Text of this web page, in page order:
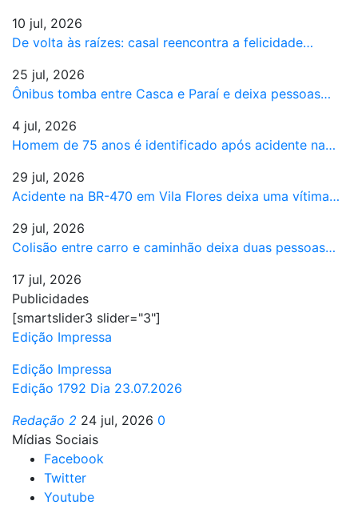
10 jul, 2026
De volta às raízes: casal reencontra a felicidade…
25 jul, 2026
Ônibus tomba entre Casca e Paraí e deixa pessoas…
4 jul, 2026
Homem de 75 anos é identificado após acidente na…
29 jul, 2026
Acidente na BR-470 em Vila Flores deixa uma vítima…
29 jul, 2026
Colisão entre carro e caminhão deixa duas pessoas…
17 jul, 2026
Publicidades
[smartslider3 slider="3"]
Edição Impressa
Edição Impressa
Edição 1792 Dia 23.07.2026
Redação 2 24 jul, 2026 0
Mídias Sociais
Facebook
Twitter
Youtube